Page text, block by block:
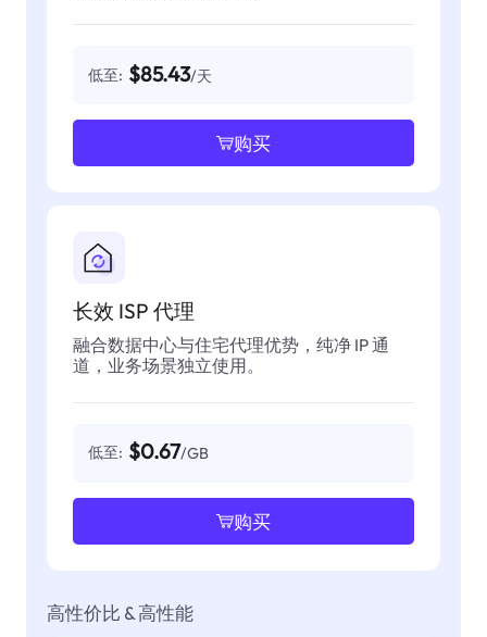
低至: $85.43/天
购买
长效 ISP 代理
融合数据中心与住宅代理优势，纯净 IP 通
道，业务场景独立使用。
低至: $0.67/GB
购买
高性价比 & 高性能